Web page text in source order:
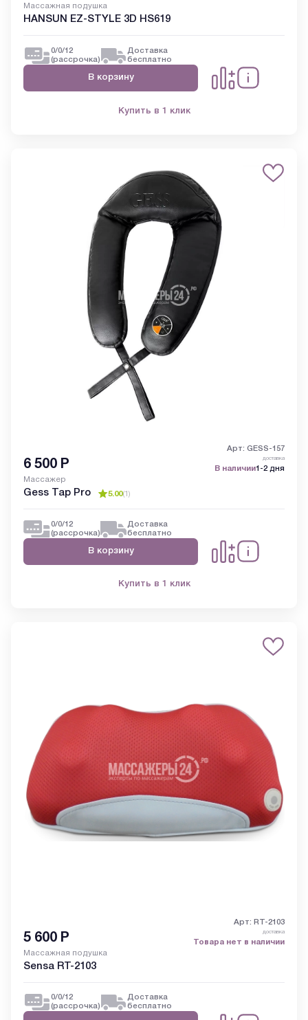
Массажная подушка
HANSUN EZ-STYLE 3D HS619
0/0/12
(рассрочка)
Доставка
бесплатно
В корзину
Купить в 1 клик
Арт: GESS-157
6 500 Р доставка
В наличии1-2 дня
Массажер
Gess Tap Pro 5.00(1)
0/0/12
(рассрочка)
Доставка
бесплатно
В корзину
Купить в 1 клик
Арт: RT-2103
5 600 Р доставка
Товара нет в наличии
Массажная подушка
Sensa RT-2103
0/0/12
(рассрочка)
Доставка
бесплатно